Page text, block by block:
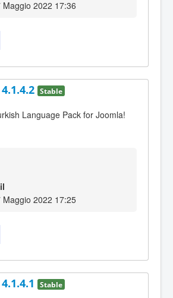
2022 17:36
Stable
Language Pack for Joomla!
Maggio 2022 17:25
Stable